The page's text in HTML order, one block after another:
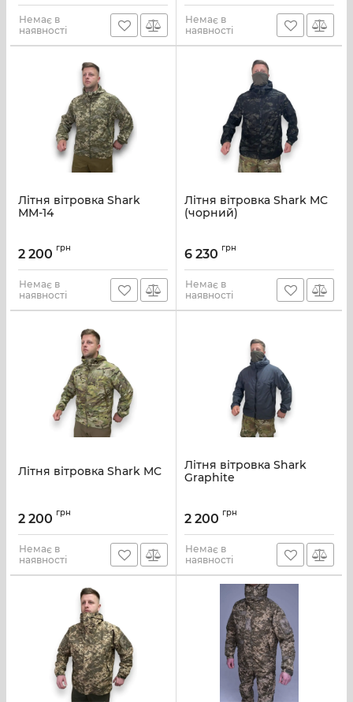
Немає в
наявності
Немає в
наявності
Літня вітровка Shark
ММ-14
2 200 грн
Немає в
наявності
Літня вітровка Shark MC
(чорний)
6 230 грн
Немає в
наявності
Літня вітровка Shark MC
2 200 грн
Немає в
наявності
Літня вітровка Shark
Graphite
2 200 грн
Немає в
наявності